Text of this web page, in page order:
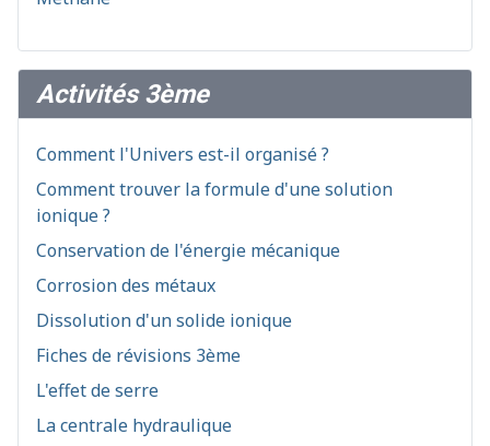
Activités 3ème
Comment l'Univers est-il organisé ?
Comment trouver la formule d'une solution
ionique ?
Conservation de l'énergie mécanique
Corrosion des métaux
Dissolution d'un solide ionique
Fiches de révisions 3ème
L'effet de serre
La centrale hydraulique